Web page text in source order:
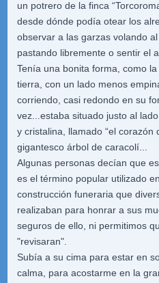
un potrero de la finca
desde dónde podía otear los
observar a las garzas volando
pastando libremente o sentir el
Tenía una bonita forma, como
tierra, con un lado menos
corriendo, casi redondo en su
vez...estaba situado justo al
y cristalina, llamado “el corazón
gigantesco árbol de caracolí...
Algunas personas decían que
es el término popular utilizado
construcción funeraria que
realizaban para honrar a sus
seguros de ello, ni permitimos
"revisaran".
Subía a su cima para estar en
calma, para acostarme en la